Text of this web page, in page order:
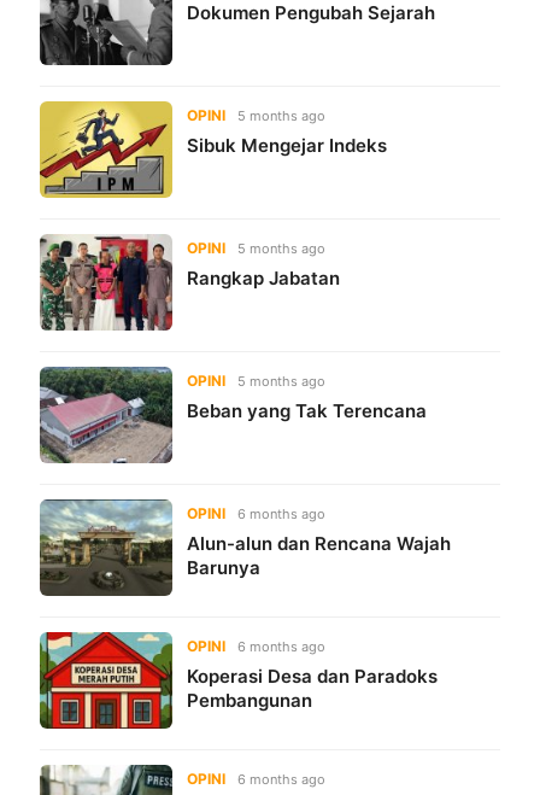
Dokumen Pengubah Sejarah
OPINI 5 months ago
Sibuk Mengejar Indeks
OPINI 5 months ago
Rangkap Jabatan
OPINI 5 months ago
Beban yang Tak Terencana
OPINI 6 months ago
Alun-alun dan Rencana Wajah
Barunya
OPINI 6 months ago
Koperasi Desa dan Paradoks
Pembangunan
OPINI 6 months ago